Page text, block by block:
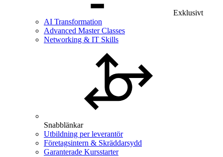
Exklusivt
AI Transformation
Advanced Master Classes
Networking & IT Skills
Snabblänkar
Utbildning per leverantör
Företagsintern & Skräddarsydd
Garanterade Kursstarter